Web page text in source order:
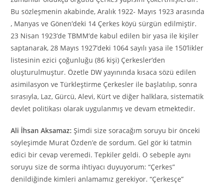
Bu sözleşmenin akabinde, Aralık 1922- Mayıs 1923 arasında
, Manyas ve Gönen’deki 14 Çerkes köyü sürgün edilmiştir.
23 Nisan 1923’de TBMM’de kabul edilen bir yasa ile kişiler
saptanarak, 28 Mayıs 1927’deki 1064 sayılı yasa ile 150’likler
listesinin ezici çoğunluğu (86 kişi) Çerkesler’den
oluşturulmuştur. Özetle DW yayınında kısaca sözü edilen
asimilasyon ve Türkleştirme Çerkesler ile başlatılıp, sonra
sırasıyla, Laz, Gürcü, Alevi, Kürt ve diğer halklara, sistematik
devlet politikası olarak uygulanmış ve devam etmektedir.
Ali İhsan Aksamaz:Şimdi size soracağım soruyu bir önceki
söyleşimde Murat Özden’e de sordum. Gel gör ki tatmin
edici bir cevap veremedi. Tepkiler geldi. O sebeple aynı
soruyu size de sorma ihtiyacı duyuyorum: “Çerkes”
denildiğinde kimleri anlamamız gerekiyor. “Çerkesçe”